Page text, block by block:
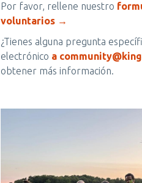
Por favor, rellene nuestro
voluntarios →
¿Tienes alguna pregunta
electrónico a
obtener más información.